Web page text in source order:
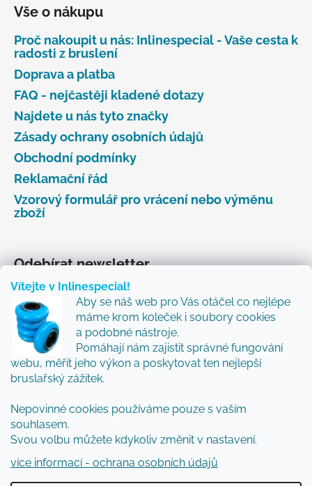
Vítejte v Inlinespecial!
Aby se náš web pro Vás otáčel co nejlépe
máme krom koleček i soubory cookies
a podobné nástroje.
Pomáhají nám zajistit správné fungování
webu, měřit jeho výkon a poskytovat ten nejlepší
bruslařský zážitek.
Nepovinné cookies používáme pouze s vaším
souhlasem.
Svou volbu můžete kdykoliv změnit v nastavení.
více informací - ochrana osobních údajů
Vše o nákupu
Proč nakoupit u nás: Inlinespecial - Vaše cesta k
radosti z bruslení
Doprava a platba
FAQ - nejčastěji kladené dotazy
Najdete u nás tyto značky
Zásady ochrany osobních údajů
Obchodní podmínky
Reklamační řád
Vzorový formulář pro vrácení nebo výměnu
zboží
Odebírat newsletter
Vložte svůj e-mail a my vám budeme zasílat informace
o nových produktech na našem e-shopu.
Přidejte se k nám a my Vám budeme zasílat ty nejlepší
novinky a tipy.
E-mail
Vložením e-mailu souhlasíte spodmínkami
ochrany osobních údajů
PŘIHLÁSIT SE